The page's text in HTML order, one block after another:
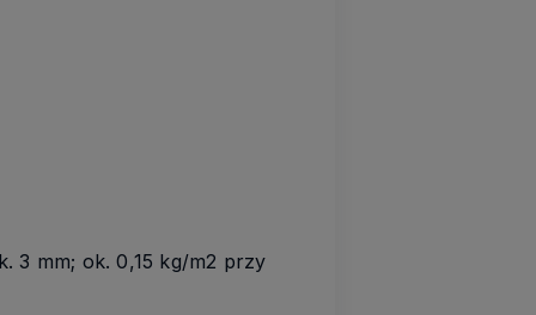
3 mm; ok. 0,15 kg/m2 przy